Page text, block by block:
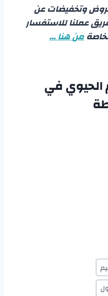
وتخفيضات عن
عملنا للاستفسار
من هنا …
في